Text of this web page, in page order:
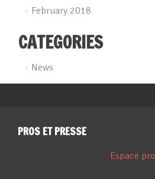
February 2018
CATEGORIES
News
PROS ET PRESSE
Espace pro